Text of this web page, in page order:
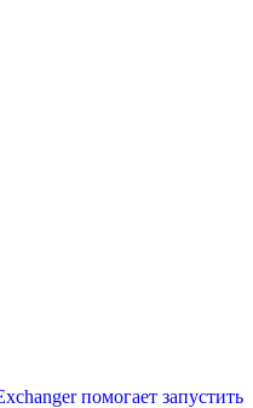
помогает запустить